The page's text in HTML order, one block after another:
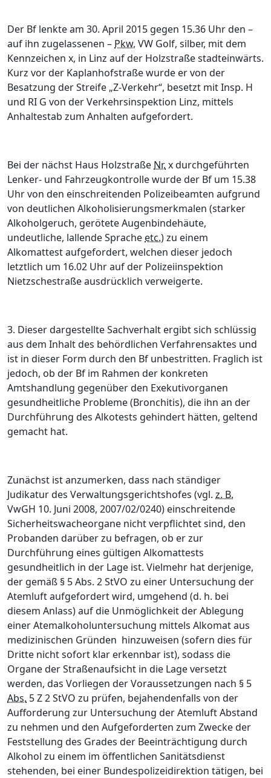
Der Bf lenkte am 30. April 2015 gegen 15.36 Uhr den –
auf ihn zugelassenen – Pkw, VW Golf, silber, mit dem
Kennzeichen x, in Linz auf der Holzstraße stadteinwärts.
Kurz vor der Kaplanhofstraße wurde er von der
Besatzung der Streife „Z-Verkehr“, besetzt mit Insp. H
und RI G von der Verkehrsinspektion Linz, mittels
Anhaltestab zum Anhalten aufgefordert.
Bei der nächst Haus Holzstraße Nr. x durchgeführten
Lenker- und Fahrzeugkontrolle wurde der Bf um 15.38
Uhr von den einschreitenden Polizeibeamten aufgrund
von deutlichen Alkoholisierungsmerkmalen (starker
Alkoholgeruch, gerötete Augenbindehäute,
undeutliche, lallende Sprache etc.) zu einem
Alkomattest aufgefordert, welchen dieser jedoch
letztlich um 16.02 Uhr auf der Polizeiinspektion
Nietzschestraße ausdrücklich verweigerte.
3. Dieserdargestellte Sachverhalt ergibt sich schlüssig
aus dem Inhalt des behördlichen Verfahrensaktes und
ist in dieser Form durch den Bf unbestritten. Fraglich ist
jedoch, ob der Bf im Rahmen der konkreten
Amtshandlung gegenüber den Exekutivorganen
gesundheitliche Probleme (Bronchitis), die ihn an der
Durchführung des Alkotests gehindert hätten, geltend
gemacht hat.
Zunächst ist anzumerken, dass nach ständiger
Judikatur des Verwaltungsgerichtshofes (vgl. z. B.
VwGH 10. Juni 2008, 2007/02/0240) einschreitende
Sicherheitswacheorgane nicht verpflichtet sind, den
Probanden darüber zu befragen, ob er zur
Durchführung eines gültigen Alkomattests
gesundheitlich in der Lage ist. Vielmehr hat derjenige,
der gemäß § 5 Abs. 2 StVO zu einer Untersuchung der
Atemluft aufgefordert wird, umgehend (d. h. bei
diesem Anlass) auf die Unmöglichkeit der Ablegung
einer Atemalkoholuntersuchung mittels Alkomat aus
medizinischen Gründen hinzuweisen (sofern dies für
Dritte nicht sofort klar erkennbar ist), sodass die
Organe der Straßenaufsicht in die Lage versetzt
werden, das Vorliegen der Voraussetzungen nach § 5
Abs. 5 Z 2 StVO zu prüfen, bejahendenfalls von der
Aufforderung zur Untersuchung der Atemluft Abstand
zu nehmen und den Aufgeforderten zum Zwecke der
Feststellung des Grades der Beeinträchtigung durch
Alkohol zu einem im öffentlichen Sanitätsdienst
stehenden, bei einer Bundespolizeidirektion tätigen, bei